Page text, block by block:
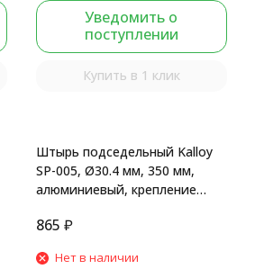
Уведомить о
поступлении
Купить в 1 клик
Штырь подседельный Kalloy
SP-005, Ø30.4 мм, 350 мм,
алюминиевый, крепление
865 ₽
Нет в наличии